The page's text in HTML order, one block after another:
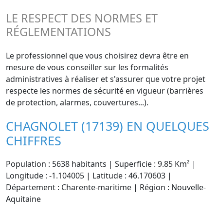
LE RESPECT DES NORMES ET
RÉGLEMENTATIONS
Le professionnel que vous choisirez devra être en
mesure de vous conseiller sur les formalités
administratives à réaliser et s'assurer que votre projet
respecte les normes de sécurité en vigueur (barrières
de protection, alarmes, couvertures...).
CHAGNOLET (17139) EN QUELQUES
CHIFFRES
Population : 5638 habitants | Superficie : 9.85 Km² |
Longitude : -1.104005 | Latitude : 46.170603 |
Département : Charente-maritime | Région : Nouvelle-
Aquitaine